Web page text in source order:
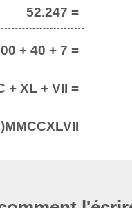
52.247 =
+ 40 + 7 =
+ XL + VII =